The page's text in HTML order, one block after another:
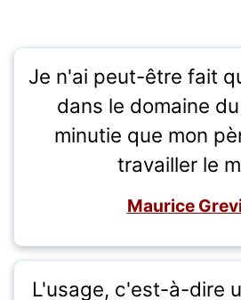
Je n'ai peut-être fait
dans le domaine
minutie que mon
travailler le
Maurice
L'usage, c'est-à-dire